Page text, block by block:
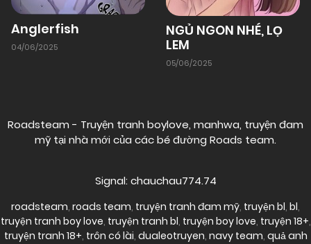
Anglerfish
04/06/2025
NGỦ NGON NHÉ, LỌ
LEM
05/06/2025
Roadsteam - Truyện tranh boylove, manhwa, truyện đam
mỹ tại nhà mới của các bé đường Roads team.
Signal: chauchau774.74
roadsteam, roads team, truyện tranh đam mỹ, truyện bl, bl,
truyện tranh boy love, truyện tranh bl, truyện boy love, truyện 18+,
truyện tranh 18+, trôn có lài, dualeotruyen, navy team, quả anh